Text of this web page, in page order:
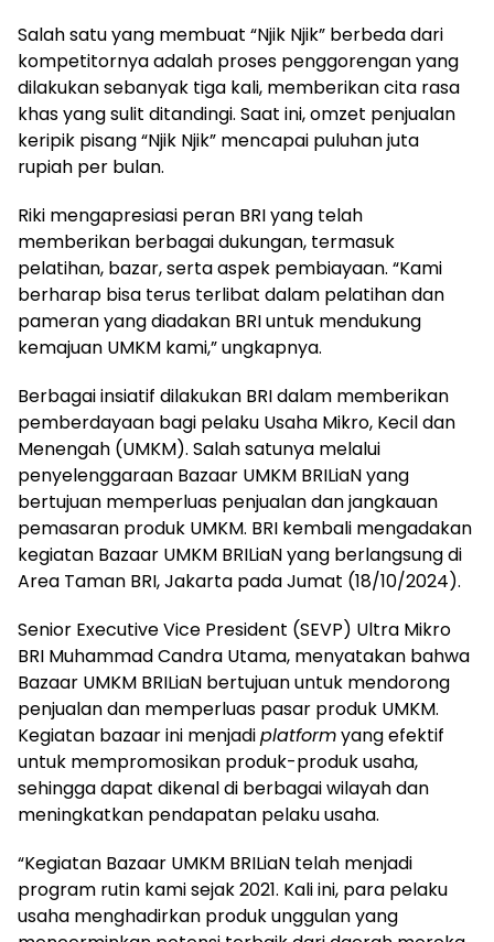
Salah satu yang membuat “Njik Njik” berbeda dari
kompetitornya adalah proses penggorengan yang
dilakukan sebanyak tiga kali, memberikan cita rasa
khas yang sulit ditandingi. Saat ini, omzet penjualan
keripik pisang “Njik Njik” mencapai puluhan juta
rupiah per bulan.
Riki mengapresiasi peran BRI yang telah
memberikan berbagai dukungan, termasuk
pelatihan, bazar, serta aspek pembiayaan. “Kami
berharap bisa terus terlibat dalam pelatihan dan
pameran yang diadakan BRI untuk mendukung
kemajuan UMKM kami,” ungkapnya.
Berbagai insiatif dilakukan BRI dalam memberikan
pemberdayaan bagi pelaku Usaha Mikro, Kecil dan
Menengah (UMKM). Salah satunya melalui
penyelenggaraan Bazaar UMKM BRILiaN yang
bertujuan memperluas penjualan dan jangkauan
pemasaran produk UMKM. BRI kembali mengadakan
kegiatan Bazaar UMKM BRILiaN yang berlangsung di
Area Taman BRI, Jakarta pada Jumat (18/10/2024).
Senior Executive Vice President (SEVP) Ultra Mikro
BRI Muhammad Candra Utama, menyatakan bahwa
Bazaar UMKM BRILiaN bertujuan untuk mendorong
penjualan dan memperluas pasar produk UMKM.
Kegiatan bazaar ini menjadiplatformyang efektif
untuk mempromosikan produk-produk usaha,
sehingga dapat dikenal di berbagai wilayah dan
meningkatkan pendapatan pelaku usaha.
“Kegiatan Bazaar UMKM BRILiaN telah menjadi
program rutin kami sejak 2021. Kali ini, para pelaku
usaha menghadirkan produk unggulan yang